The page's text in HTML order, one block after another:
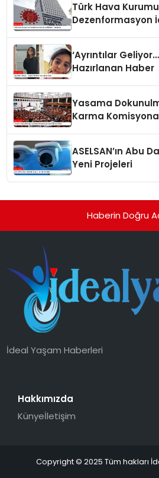
Türk Hava
Dezenformasyon
‘Ayrıntılar
Hazırlanan Haber
Yasama
Karma
ASELSAN’ın Abu
Yeni Projeleri
Haberin Doğru
İdeal Yaşam Haberleri
Hakkımızda
Künyeİletişim
Copyright © 2025 Tüm hakları